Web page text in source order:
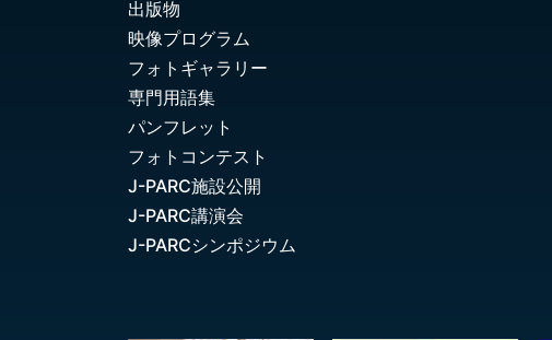
出版物
映像プログラム
フォトギャラリー
専門用語集
パンフレット
フォトコンテスト
J-PARC施設公開
J-PARC講演会
J-PARCシンポジウム